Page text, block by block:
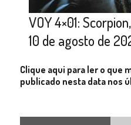
VOY 4×01:
10 de agosto de
Clique aqui para ler o que
publicado nesta data nos